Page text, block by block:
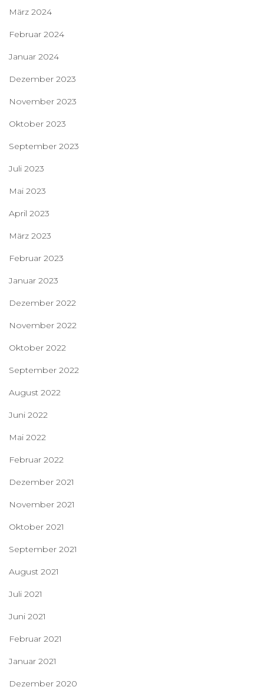
März 2024
Februar 2024
Januar 2024
Dezember 2023
November 2023
Oktober 2023
September 2023
Juli 2023
Mai 2023
April 2023
März 2023
Februar 2023
Januar 2023
Dezember 2022
November 2022
Oktober 2022
September 2022
August 2022
Juni 2022
Mai 2022
Februar 2022
Dezember 2021
November 2021
Oktober 2021
September 2021
August 2021
Juli 2021
Juni 2021
Februar 2021
Januar 2021
Dezember 2020